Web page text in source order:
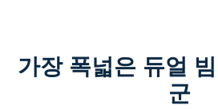
가장 폭넓은 듀얼
군